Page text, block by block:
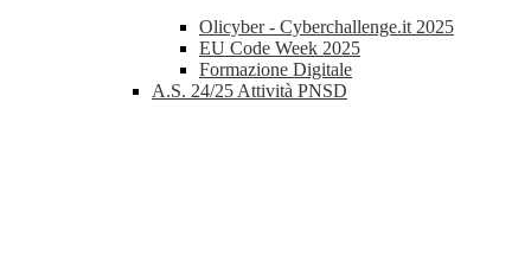
Olicyber - Cyberchallenge.it 2025
EU Code Week 2025
Formazione Digitale
A.S. 24/25 Attività PNSD